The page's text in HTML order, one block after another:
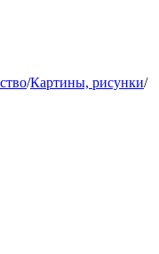
/Картины, рисунки/